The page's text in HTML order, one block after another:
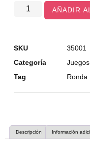
AÑADIR
SKU
35001
Categoría
Tag
Ronda
Descripción Información